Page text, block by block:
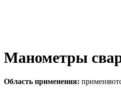
Манометры
Область применения: